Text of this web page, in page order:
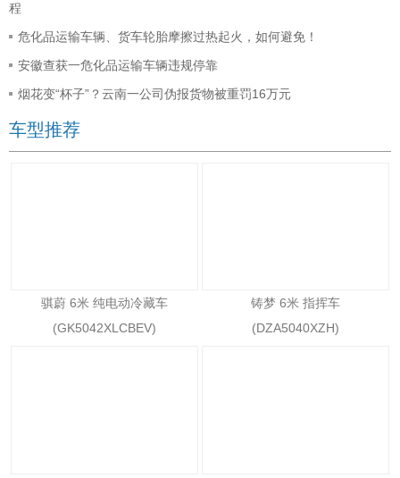
程
危化品运输车辆、货车轮胎摩擦过热起火，如何避免！
安徽查获一危化品运输车辆违规停靠
烟花变“杯子”？云南一公司伪报货物被重罚16万元
车型推荐
骐蔚 6米 纯电动冷藏车
(GK5042XLCBEV)
铸梦 6米 指挥车
(DZA5040XZH)